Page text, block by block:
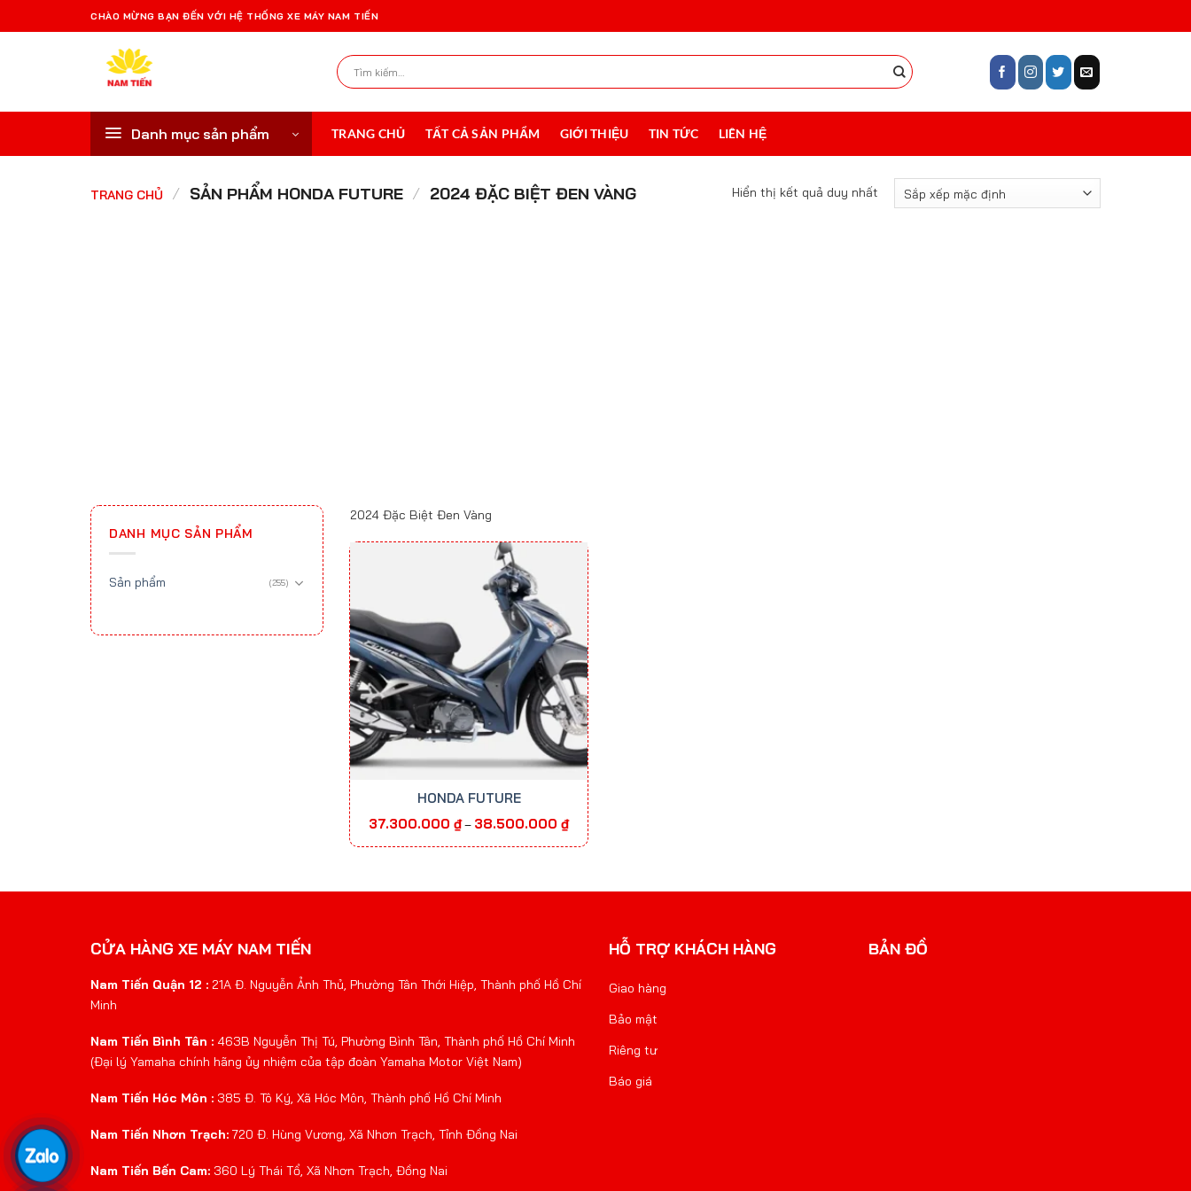
qua
CHÀO MỪNG BẠN ĐẾN VỚI HỆ THỐNG XE MÁY NAM TIẾN
Tìm
kiếm:
Danh mục sản phẩm TRANG CHỦ TẤT CẢ SẢN PHẨM GIỚI THIỆU TIN TỨC LIÊN HỆ
TRANG CHỦ / SẢN PHẨM HONDA FUTURE / 2024 ĐẶC BIỆT ĐEN VÀNG Hiển thị kết quả duy nhất
DANH MỤC SẢN PHẨM
Sản phẩm (255)
2024 Đặc Biệt Đen Vàng
HONDA FUTURE
37.300.000₫– 38.500.000₫Khoảng
giá:
từ
CỬA HÀNG XE MÁY NAM TIẾN
Nam Tiến Quận 12 : 21A Đ. Nguyễn Ảnh Thủ, Phường Tân Thới Hiệp, Thành phố Hồ Chí
Minh
Nam Tiến Bình Tân : 463B Nguyễn Thị Tú, Phường Bình Tân, Thành phố Hồ Chí Minh
(Đại lý Yamaha chính hãng ủy nhiệm của tập đoàn Yamaha Motor Việt Nam)
Nam Tiến Hóc Môn : 385 Đ. Tô Ký, Xã Hóc Môn, Thành phố Hồ Chí Minh
Nam Tiến Nhơn Trạch: 720 Đ. Hùng Vương, Xã Nhơn Trạch, Tỉnh Đồng Nai
Nam Tiến Bến Cam: 360 Lý Thái Tổ, Xã Nhơn Trạch, Đồng Nai
HỖ TRỢ KHÁCH HÀNG
Giao hàng
Bảo mật
Riêng tư
Báo giá
BẢN ĐỒ